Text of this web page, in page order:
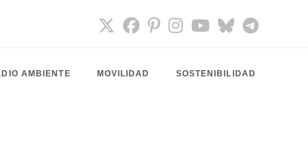
AMBIENTE MOVILIDAD SOSTENIBILIDAD